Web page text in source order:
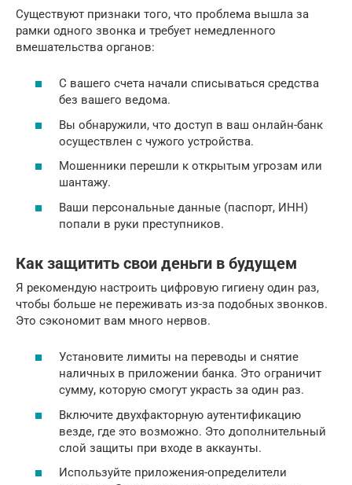
Существуют признаки того, что проблема вышла за
рамки одного звонка и требует немедленного
вмешательства органов:
С вашего счета начали списываться средства
без вашего ведома.
Вы обнаружили, что доступ в ваш онлайн-банк
осуществлен с чужого устройства.
Мошенники перешли к открытым угрозам или
шантажу.
Ваши персональные данные (паспорт, ИНН)
попали в руки преступников.
Как защитить свои деньги в будущем
Я рекомендую настроить цифровую гигиену один раз,
чтобы больше не переживать из-за подобных звонков.
Это сэкономит вам много нервов.
Установите лимиты на переводы и снятие
наличных в приложении банка. Это ограничит
сумму, которую смогут украсть за один раз.
Включите двухфакторную аутентификацию
везде, где это возможно. Это дополнительный
слой защиты при входе в аккаунты.
Используйте приложения-определители